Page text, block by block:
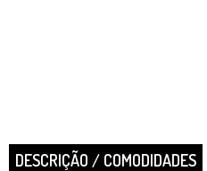
DESCRIÇÃO / COMODIDADES